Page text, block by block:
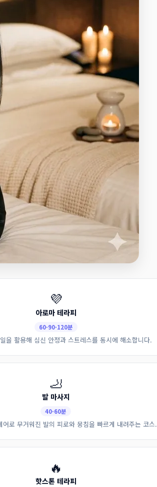
💜
아로마 테라피
60·90·120분
을 활용해 심신 안정과 스트레스를 동시에 해소합니다.
🦶
발 마사지
40·60분
어로 무거워진 발의 피로와 뭉침을 빠르게 내려주는 코스.
🔥
핫스톤 테라피